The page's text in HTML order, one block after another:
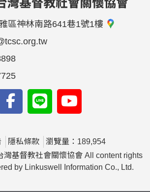
區神林南路641巷1號1樓
隱私條款
瀏覽量：189,954
灣基督教社會關懷協會 All content rights
by Linkuswell Information Co., Ltd.